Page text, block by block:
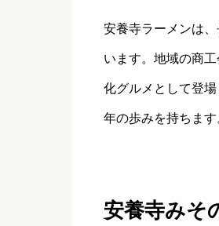
安養寺ラーメンは
います。地域の商
化グルメとして登
年の歩みを持ちます
安養寺みそ